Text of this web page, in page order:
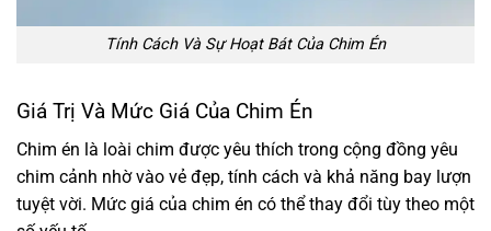
Tính Cách Và Sự Hoạt Bát Của Chim Én
Giá Trị Và Mức Giá Của Chim Én
Chim én là loài chim được yêu thích trong cộng đồng yêu
chim cảnh nhờ vào vẻ đẹp, tính cách và khả năng bay lượn
tuyệt vời. Mức giá của chim én có thể thay đổi tùy theo một